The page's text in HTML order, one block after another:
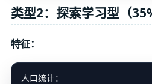
类型2：探索学习型（
特征：
人口统计：